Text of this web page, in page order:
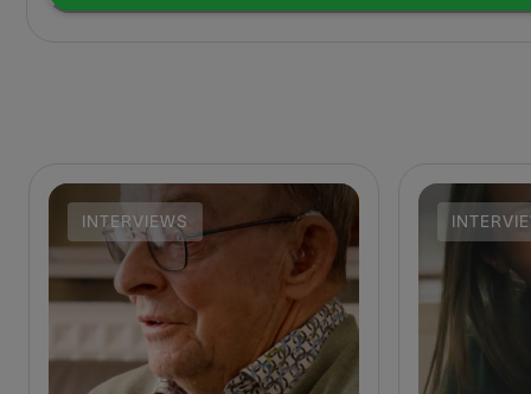
INTERVIEWS